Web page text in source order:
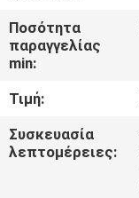
ΈΛΕΓΧΟΣ
ΕΛΆΤΕ
ΣΕ
ΕΠΑΦΉ
Ποσότητα
παραγγελίας
min:
Τιμή:
Συσκευασία
λεπτομέρειες: